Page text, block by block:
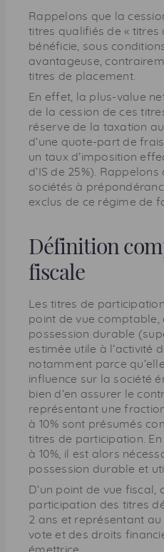
Rappelons que la
titres qualifiés de « titres
bénéficie, sous
avantageuse,
titres de placement.
En effet, la plus-value
de la cession de ces
réserve de la taxation
d’une quote-part de
un taux d’imposition
d’ IS de 25%). Rappelons
sociétés à
exclus de ce régime de
Définition
fiscale
Les titres de
point de vue comptable,
possession durable
estimée utile à l’activité
notamment parce
influence sur la société
bien d’en assurer le
représentant une
à 10% sont présumés
titres de participation.
à 10%, il est alors
possession durable et
D’un point de vue
participation des titres
2 ans et représentant
vote et des droits
émettrice.